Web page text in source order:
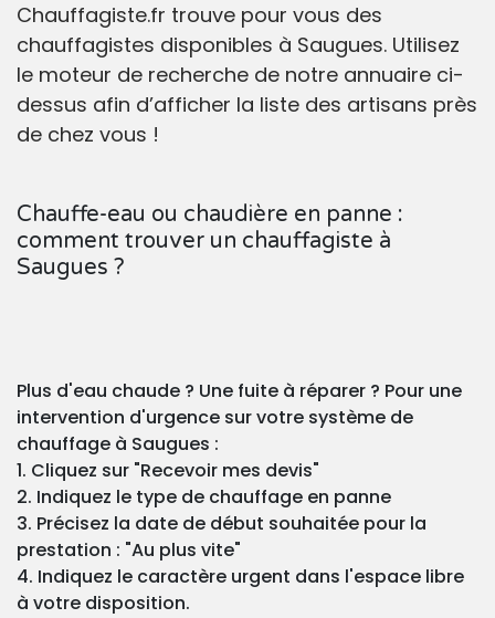
Chauffagiste.fr trouve pour vous des
chauffagistes disponibles à Saugues. Utilisez
le moteur de recherche de notre annuaire ci-
dessus afin d’afficher la liste des artisans près
de chez vous !
Chauffe-eau ou chaudière en panne :
comment trouver un chauffagiste à
Saugues ?
Plus d'eau chaude ? Une fuite à réparer ? Pour une
intervention d'urgence sur votre système de
chauffage à Saugues :
1. Cliquez sur "Recevoir mes devis"
2. Indiquez le type de chauffage en panne
3. Précisez la date de début souhaitée pour la
prestation : "Au plus vite"
4. Indiquez le caractère urgent dans l'espace libre
à votre disposition.